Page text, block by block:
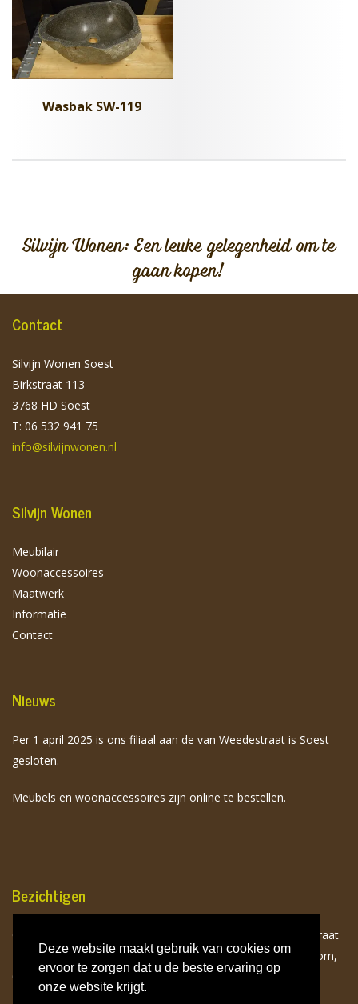
Deze website maakt gebruik van cookies om
ervoor te zorgen dat u de beste ervaring op
onze website krijgt.
Wasbak SW-119
Silvijn Wonen: Een leuke gelegenheid om te
gaan kopen!
Contact
Silvijn Wonen Soest
Birkstraat 113
3768 HD Soest
T: 06 532 941 75
info@silvijnwonen.nl
Silvijn Wonen
Meubilair
Woonaccessoires
Maatwerk
Informatie
Contact
Nieuws
Per 1 april 2025 is ons filiaal aan de van Weedestraat is Soest
gesloten.
Meubels en woonaccessoires zijn online te bestellen.
Bezichtigen
Onze meubels zijn op afspraak te bezichtigen aan de Birkstraat
113 te Soest. Neem hiervoor contact op met Toon van Doorn,
06 532 941 75.